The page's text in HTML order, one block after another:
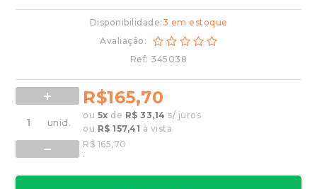
Disponibilidade:3 em estoque
Avaliação:
Ref: 345038
R$165,70
ou 5x de R$ 33,14 s/ juros
ou R$ 157,41 à vista
R$ 165,70
.